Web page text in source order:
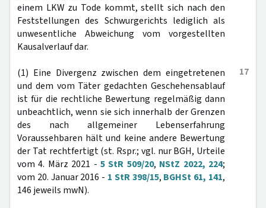
einem LKW zu Tode kommt, stellt sich nach den
Feststellungen des Schwurgerichts lediglich als
unwesentliche Abweichung vom vorgestellten
Kausalverlauf dar.
17
(1) Eine Divergenz zwischen dem eingetretenen
und dem vom Täter gedachten Geschehensablauf
ist für die rechtliche Bewertung regelmäßig dann
unbeachtlich, wenn sie sich innerhalb der Grenzen
des nach allgemeiner Lebenserfahrung
Voraussehbaren hält und keine andere Bewertung
der Tat rechtfertigt (st. Rspr.; vgl. nur BGH, Urteile
vom 4. März 2021 - 5 StR 509/20, NStZ 2022, 224;
vom 20. Januar 2016 - 1 StR 398/15, BGHSt 61, 141,
146 jeweils mwN).